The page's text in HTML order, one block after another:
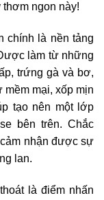
thơm ngon này!
chính là nền tảng
làm từ những
trứng gà và bơ,
mềm mại, xốp mịn
tạo nên một lớp
bên trên. Chắc
nhận được sự
lan.
là điểm nhấn